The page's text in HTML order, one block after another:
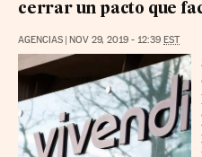
cerrar un pacto que
AGENCIAS | NOV 29, 2019 - 12:39 EST